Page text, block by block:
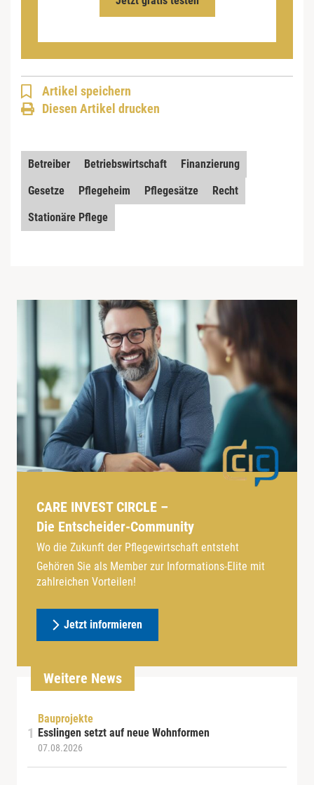
Artikel speichern
Diesen Artikel drucken
Betreiber Betriebswirtschaft
Finanzierung
Gesetze
Pflegeheim Pflegesätze
Recht
Stationäre Pflege
CARE INVEST CIRCLE –
Die Entscheider-Community
Wo die Zukunft der Pflegewirtschaft entsteht
Gehören Sie als Member zur Informations-Elite mit
zahlreichen Vorteilen!
Jetzt informieren
Weitere News
Bauprojekte
Esslingen setzt auf neue Wohnformen
07.08.2026